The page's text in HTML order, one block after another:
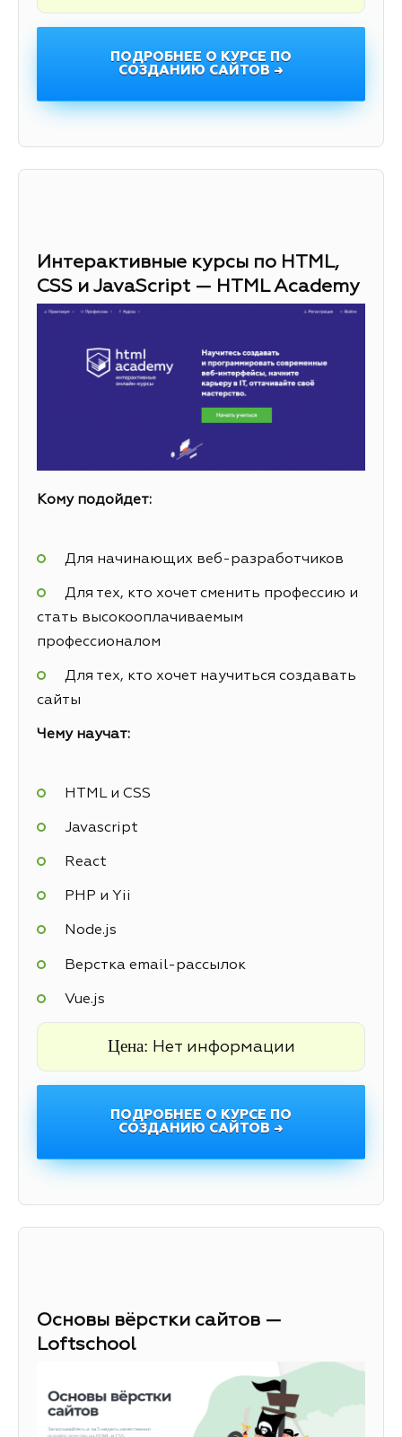
ПОДРОБНЕЕ О КУРСЕ ПО
СОЗДАНИЮ САЙТОВ →
Интерактивные курсы по HTML,
CSS и JavaScript — HTML Academy
Кому подойдет:
Для начинающих веб-разработчиков
Для тех, кто хочет сменить профессию и
стать высокооплачиваемым
профессионалом
Для тех, кто хочет научиться создавать
сайты
Чему научат:
HTML и CSS
Javascript
React
PHP и Yii
Node.js
Верстка email-рассылок
Vue.js
Цена: Нет информации
ПОДРОБНЕЕ О КУРСЕ ПО
СОЗДАНИЮ САЙТОВ →
Основы вёрстки сайтов —
Loftschool